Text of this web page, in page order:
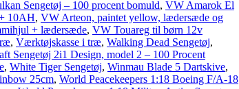
Sengetøj – 100 procent bomuld, VW Amarok El
10AH, VW Arteon, paintet yellow, lædersæde og
+ lædersæde, VW Touareg til børn 12v
, Værktøjskasse i træ, Walking Dead Sengetøj,
Sengetøj 2i1 Design, model 2 – 100 Procent
, White Tiger Sengetøj, Winmau Blade 5 Dartskive,
25cm, World Peacekeepers 1:18 Boeing F/A-18